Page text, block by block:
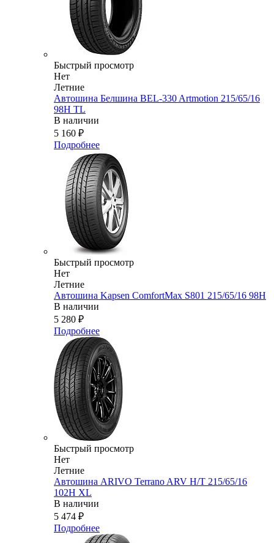
Быстрый просмотр
Нет
Летние
Автошина Белшина BEL-330 Artmotion 215/65/16
98H TL
В наличии
5 160 ₽
Подробнее
Быстрый просмотр
Нет
Летние
Автошина Kapsen ComfortMax S801 215/65/16 98H
В наличии
5 280 ₽
Подробнее
Быстрый просмотр
Нет
Летние
Автошина ARIVO Terrano ARV H/T 215/65/16
102H XL
В наличии
5 474 ₽
Подробнее